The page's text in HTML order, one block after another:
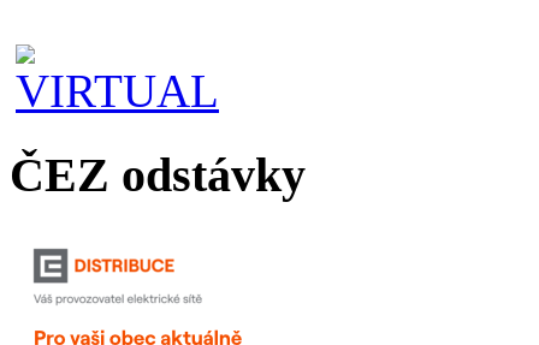
ČEZ odstávky